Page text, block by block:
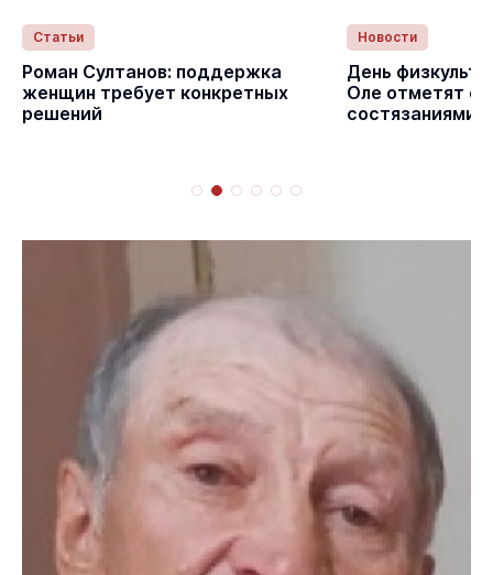
Статьи
Роман Султанов: поддержка
женщин требует конкретных
решений
Новости
День
Оле отметят
состязаниями